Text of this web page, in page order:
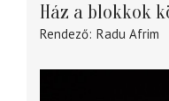
Ház a blokkok
Rendező Radu Afrim